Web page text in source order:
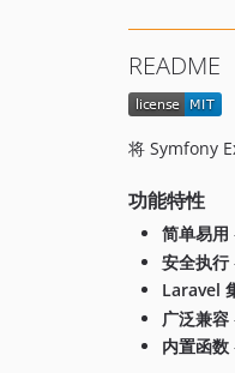
README
将 Symfony
功能特性
简单易用
安全执行
Laravel
广泛兼容
内置函数